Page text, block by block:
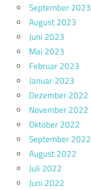
September 2023
August 2023
Juni 2023
Mai 2023
Februar 2023
Januar 2023
Dezember 2022
November 2022
Oktober 2022
September 2022
August 2022
Juli 2022
Juni 2022